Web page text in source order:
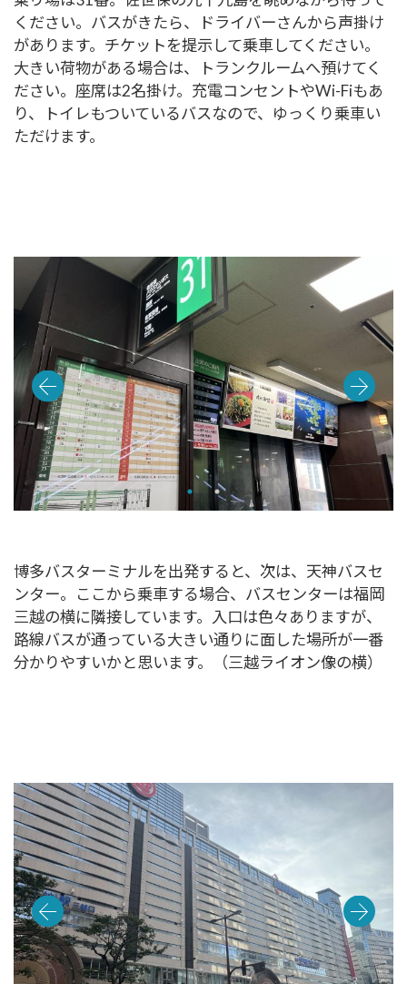
ください。バスがきたら、ドライバーさんから声掛け
があります。チケットを提示して乗車してください。
大きい荷物がある場合は、トランクルームへ預けてく
ださい。座席は2名掛け。充電コンセントやWi-Fiもあ
り、トイレもついているバスなので、ゆっくり乗車い
ただけます。
博多バスターミナルを出発すると、次は、天神バスセ
ンター。ここから乗車する場合、バスセンターは福岡
三越の横に隣接しています。入口は色々ありますが、
路線バスが通っている大きい通りに面した場所が一番
分かりやすいかと思います。（三越ライオン像の横）